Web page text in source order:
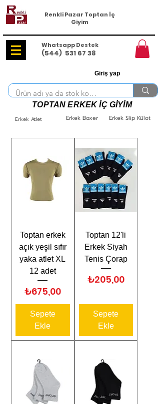
Renkli Pazar Toptan İç
Giyim
Whatsapp Destek
(544) 531 67 38
Giriş yap
TOPTAN ERKEK İÇ GİYİM
Erkek Atlet Erkek Boxer Erkek Slip Külot
Toptan erkek
açık yeşil sıfır
yaka atlet XL
12 adet
Fiyat
₺675,00
Sepete
Ekle
Toptan 12'li
Erkek Siyah
Tenis Çorap
Fiyat
₺205,00
Sepete
Ekle